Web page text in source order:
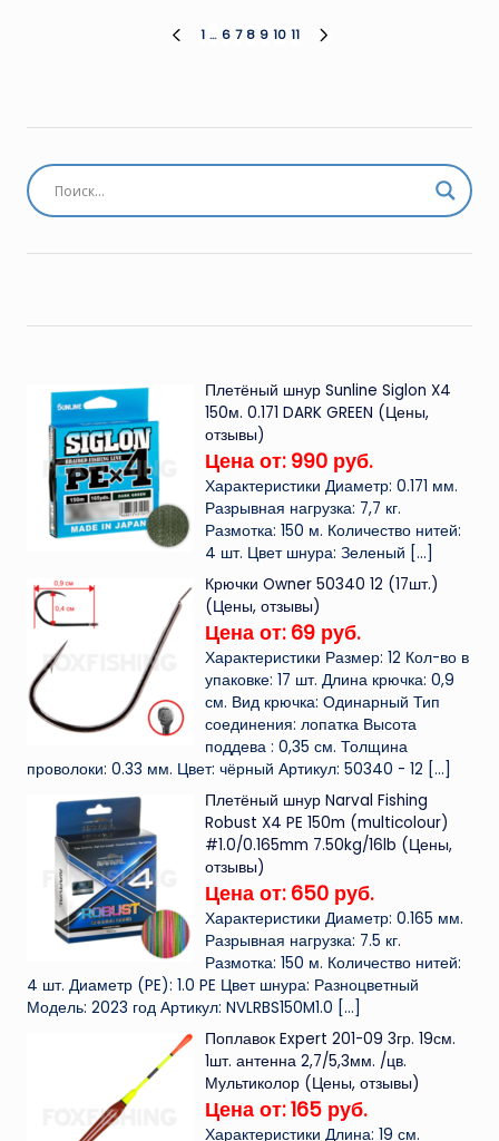
ПагинацияПРЕД.
1 … 6 7 8 9 10 11
Плетёный шнур Sunline Siglon X4
150м. 0.171 DARK GREEN (Цены,
отзывы)
Цена от: 990 руб.
Характеристики Диаметр: 0.171 мм.
Разрывная нагрузка: 7,7 кг.
Размотка: 150 м. Количество нитей:
4 шт. Цвет шнура: Зеленый […]
Крючки Owner 50340 12 (17шт.)
(Цены, отзывы)
Цена от: 69 руб.
Характеристики Размер: 12 Кол-во в
упаковке: 17 шт. Длина крючка: 0,9
см. Вид крючка: Одинарный Тип
соединения: лопатка Высота
поддева : 0,35 см. Толщина
проволоки: 0.33 мм. Цвет: чёрный Артикул: 50340 - 12 […]
Плетёный шнур Narval Fishing
Robust X4 PE 150m (multicolour)
#1.0/0.165mm 7.50kg/16lb (Цены,
отзывы)
Цена от: 650 руб.
Характеристики Диаметр: 0.165 мм.
Разрывная нагрузка: 7.5 кг.
Размотка: 150 м. Количество нитей:
4 шт. Диаметр (PE): 1.0 PE Цвет шнура: Разноцветный
Модель: 2023 год Артикул: NVLRBS150M1.0 […]
Поплавок Expert 201-09 3гр. 19см.
1шт. антенна 2,7/5,3мм. /цв.
Мультиколор (Цены, отзывы)
Цена от: 165 руб.
Характеристики Длина: 19 см.